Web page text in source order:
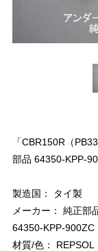
「CBR150R（
部品 64350-KPP-
製造国： タイ製
メーカー： 純正部
64350-KPP-900ZC
材質/色： REPSOL